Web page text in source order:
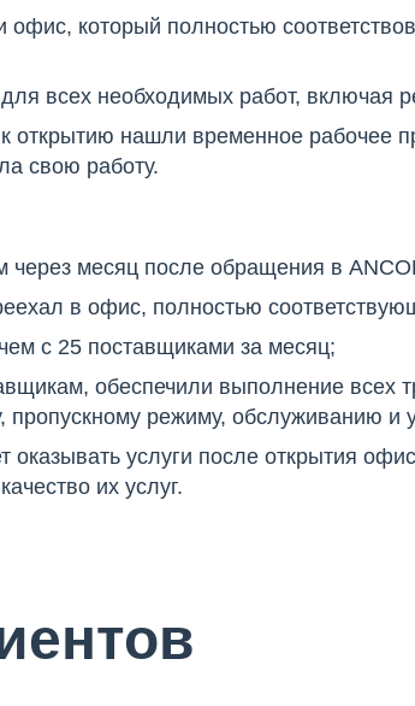
офис, который полностью
всех необходимых работ, включая
открытию нашли временное рабочее
свою работу.
месяц после обращения в
в офис, полностью
с 25 поставщиками за месяц;
обеспечили выполнение всех
пропускному режиму, обслуживанию и
услуги после открытия
их услуг.